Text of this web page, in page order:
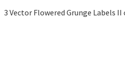
3 Vector Flowered Grunge Labels II